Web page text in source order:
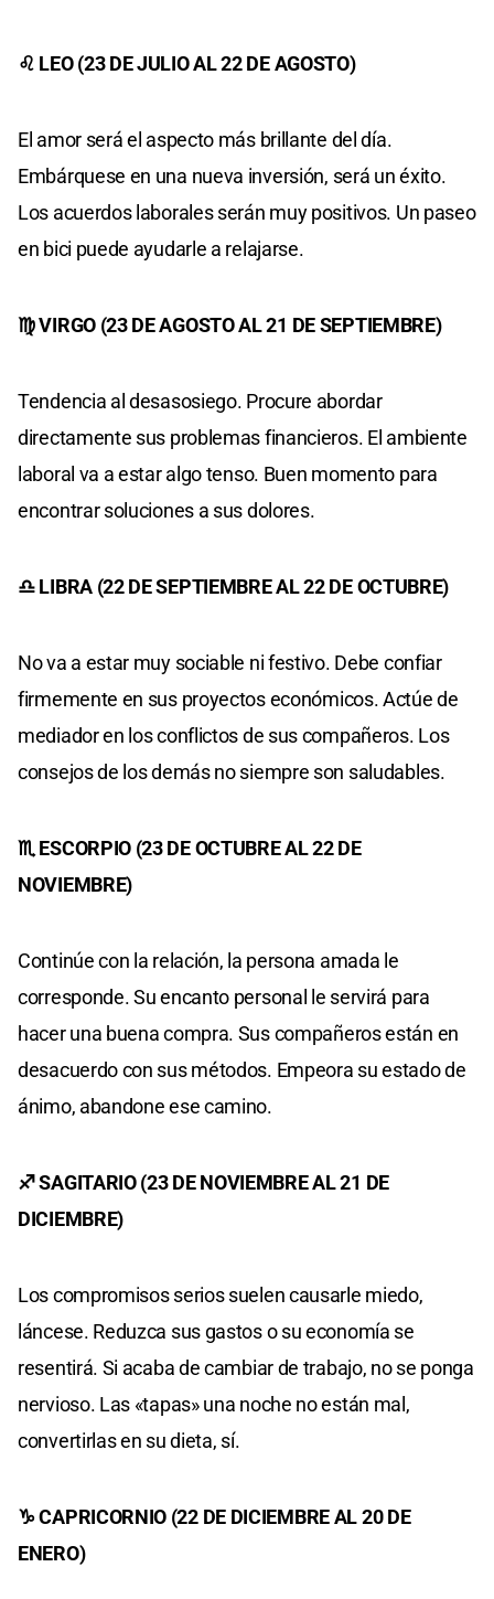
♌ LEO (23 DE JULIO AL 22 DE AGOSTO)
El amor será el aspecto más brillante del día.
Embárquese en una nueva inversión, será un éxito.
Los acuerdos laborales serán muy positivos. Un paseo
en bici puede ayudarle a relajarse.
♍ VIRGO (23 DE AGOSTO AL 21 DE SEPTIEMBRE)
Tendencia al desasosiego. Procure abordar
directamente sus problemas financieros. El ambiente
laboral va a estar algo tenso. Buen momento para
encontrar soluciones a sus dolores.
♎ LIBRA (22 DE SEPTIEMBRE AL 22 DE OCTUBRE)
No va a estar muy sociable ni festivo. Debe confiar
firmemente en sus proyectos económicos. Actúe de
mediador en los conflictos de sus compañeros. Los
consejos de los demás no siempre son saludables.
♏ ESCORPIO (23 DE OCTUBRE AL 22 DE
NOVIEMBRE)
Continúe con la relación, la persona amada le
corresponde. Su encanto personal le servirá para
hacer una buena compra. Sus compañeros están en
desacuerdo con sus métodos. Empeora su estado de
ánimo, abandone ese camino.
♐ SAGITARIO (23 DE NOVIEMBRE AL 21 DE
DICIEMBRE)
Los compromisos serios suelen causarle miedo,
láncese. Reduzca sus gastos o su economía se
resentirá. Si acaba de cambiar de trabajo, no se ponga
nervioso. Las «tapas» una noche no están mal,
convertirlas en su dieta, sí.
♑ CAPRICORNIO (22 DE DICIEMBRE AL 20 DE
ENERO)